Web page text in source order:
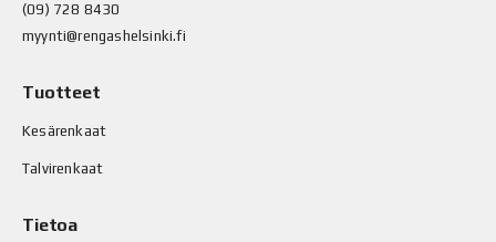
(09) 728 8430
myynti@rengashelsinki.fi
Tuotteet
Kesärenkaat
Talvirenkaat
Tietoa